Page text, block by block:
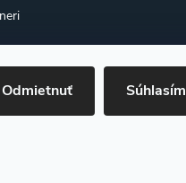
Odmietnuť Súhlasím